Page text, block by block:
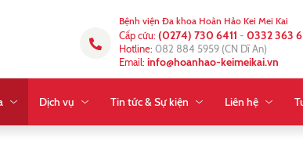
Bệnh viện Đa khoa Hoàn Hảo Kei Mei Kai
Cấp cứu: (0274) 730 6411 - 0332 363
Hotline: 082 884 5959 (CN Dĩ An)
Email: info@hoanhao-keimeikai.vn
Dịch vụ Tin tức & Sự kiện Liên hệ